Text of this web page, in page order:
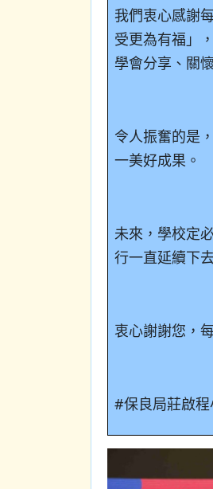
我們衷心感謝
受更為有福」
學會分享、關
令人振奮的是
一美好成果。
未來，學校定
行一直延續下
衷心謝謝您，
#保良局莊啟程